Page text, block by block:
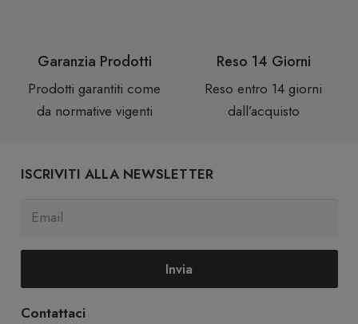
Garanzia Prodotti
Prodotti garantiti come
da normative vigenti
Reso 14 Giorni
Reso entro 14 giorni
dall’acquisto
ISCRIVITI ALLA NEWSLETTER
Invia
Contattaci